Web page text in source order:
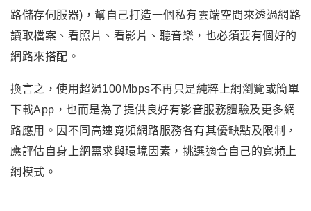
路儲存伺服器) ， 幫自己打造一個私有雲端空間來透過網路
讀取檔案、看照片、看影片、聽音樂，也必須要有個好的
網路來搭配。
換言之 ，使用超過100Mbps不再只是純粹上網瀏覽或簡單
下載App ，也而是為了提供良好有影音服務體驗及更多網
路應用 。因不同高速寬頻網路服務各有其優缺點及限制 ，
應評估自身上網需求與環境因素 ，挑選適合自己的寬頻上
網模式 。